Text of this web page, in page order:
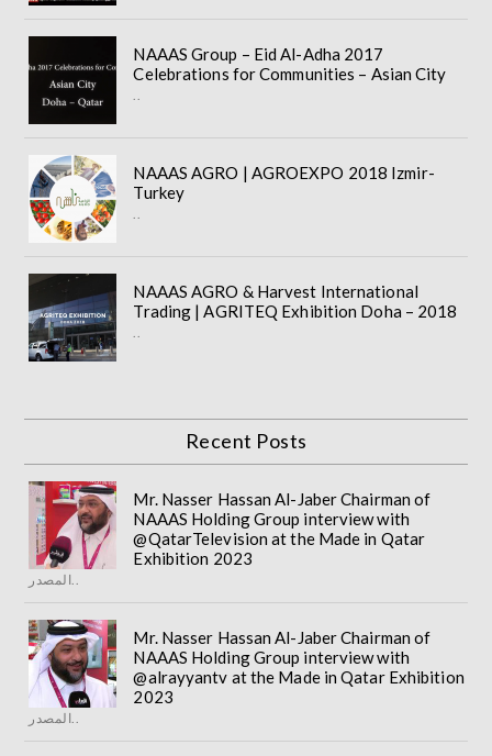
NAAAS Group – Eid Al-Adha 2017
Celebrations for Communities – Asian City
NAAAS AGRO | AGROEXPO 2018 Izmir-
Turkey
NAAAS AGRO & Harvest International
Trading | AGRITEQ Exhibition Doha – 2018
Recent Posts
Mr. Nasser Hassan Al-Jaber Chairman of
NAAAS Holding Group interview with
@QatarTelevision at the Made in Qatar
Exhibition 2023
Mr. Nasser Hassan Al-Jaber Chairman of
NAAAS Holding Group interview with
@alrayyantv at the Made in Qatar Exhibition
2023